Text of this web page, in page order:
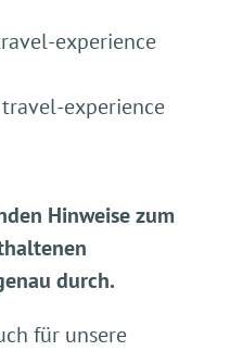
experience
experience
Hinweise zum
durch.
für unsere